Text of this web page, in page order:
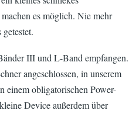
es möglich. Nie mehr
III und L-Band empfangen.
angeschlossen, in unserem
einem obligatorischen Power-
Device außerdem über